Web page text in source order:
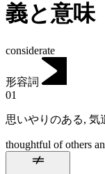
義と意味
considerate
形容詞
01
思いやりのある, 気
thoughtful of others